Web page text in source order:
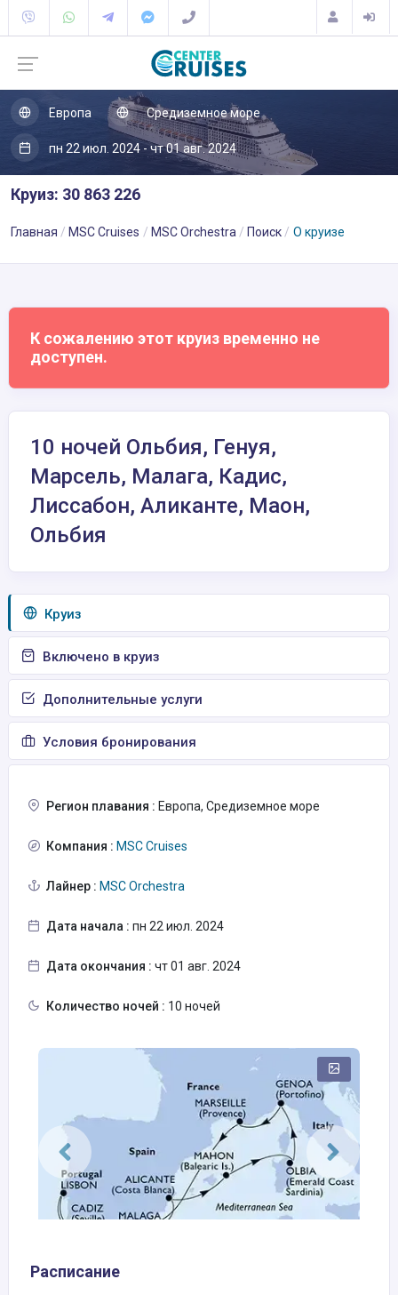
Европа Средиземное море
пн 22 июл. 2024 - чт 01 авг. 2024
Круиз: 30 863 226
Главная MSC Cruises MSC Orchestra Поиск О круизе
К сожалению этот круиз временно не
доступен.
10 ночей Ольбия, Генуя,
Марсель, Малага, Кадис,
Лиссабон, Аликанте, Маон,
Ольбия
Круиз
Включено в круиз
Дополнительные услуги
Условия бронирования
Регион плавания : Европа, Средиземное море
Компания : MSC Cruises
Лайнер : MSC Orchestra
Дата начала : пн 22 июл. 2024
Дата окончания : чт 01 авг. 2024
Количество ночей : 10 ночей
Расписание